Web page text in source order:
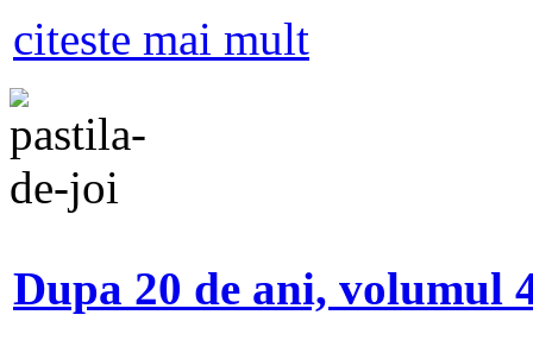
citeste mai mult
Dupa 20 de ani, volumul